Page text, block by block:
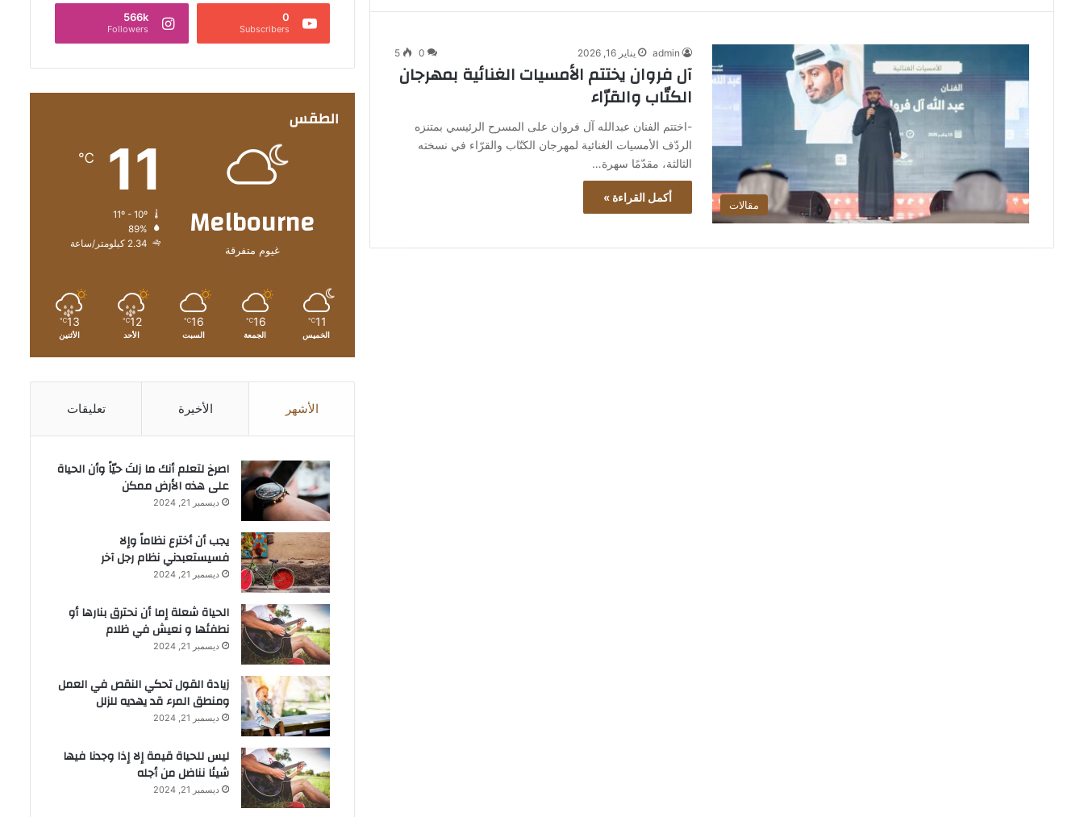
مقالات
admin يناير 16, 2026 0
5
آل فروان يختتم الأمسيات الغنائية بمهرجان
الكتّاب والقرّاء
-اختتم الفنان عبدالله آل فروان على المسرح الرئيسي بمتنزه
الردّف الأمسيات الغنائية لمهرجان الكتّاب والقرّاء في نسخته
الثالثة، مقدّمًا سهرة…
أكمل القراءة »
0
Subscribers
566k
Followers
الطقس
Melbourne
غيوم متفرقة
11
℃
89%
2.34 كيلومتر/ساعة
11
℃
الخميس
16
℃
الجمعة
16
℃
السبت
12
℃
الأحد
13
℃
الأثنين
الأشهر الأخيرة تعليقات
‫اصرخ لتعلم أنك ما زلتَ حيّاً وأن الحياة
على هذه الأرض ممكن
ديسمبر 21, 2024
يجب أن أخترع نظاماً وإلا
فسيستعبدني نظام رجل آخر
ديسمبر 21, 2024
الحياة شعلة إما أن نحترق بنارها أو
نطفئها و نعيش في ظلام
ديسمبر 21, 2024
زيادة القول تحكي النقص في العمل
ومنطق المرء قد يهديه للزلل
ديسمبر 21, 2024
ليس للحياة قيمة إلا إذا وجدنا فيها
شيئا نناضل من أجله
ديسمبر 21, 2024